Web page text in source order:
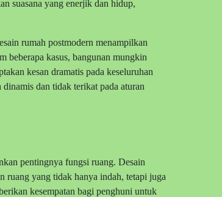
suasana yang enerjik dan hidup,
rumah postmodern menampilkan
beberapa kasus, bangunan mungkin
kesan dramatis pada keseluruhan
dan tidak terikat pada aturan
pentingnya fungsi ruang. Desain
ruang yang tidak hanya indah, tetapi juga
kesempatan bagi penghuni untuk